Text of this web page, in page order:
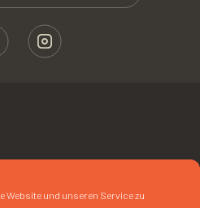
Website und unseren Service zu